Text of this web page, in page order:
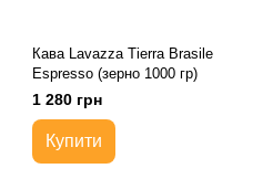
Кава Lavazza Tierra Brasile
Espresso (зерно 1000 гр)
1 280 грн
Купити